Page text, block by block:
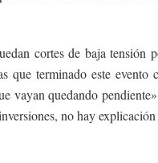
cortes de baja tensión
que terminado este evento
vayan quedando
no hay explicación